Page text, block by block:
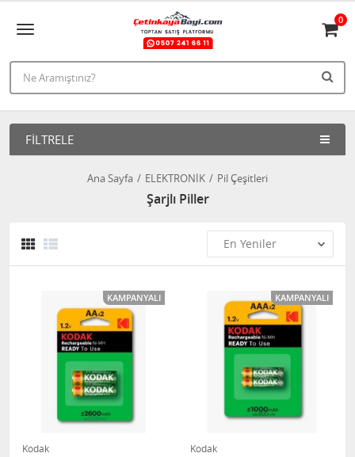
0
FILTRELE
Ana Sayfa ELEKTRONİK Pil Çeşitleri
Şarjlı Piller
KAMPANYALI
Kodak
KAMPANYALI
Kodak